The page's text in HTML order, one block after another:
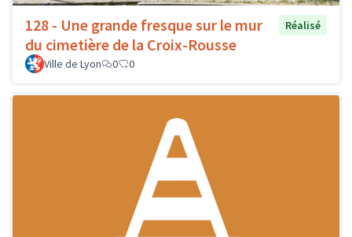
128 - Une grande fresque sur le mur
du cimetière de la Croix-Rousse
Réalisé
Ville de Lyon 0 0